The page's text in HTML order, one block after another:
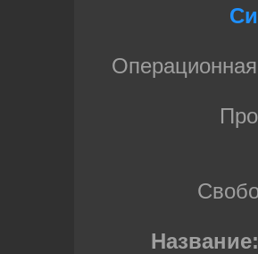
Название: